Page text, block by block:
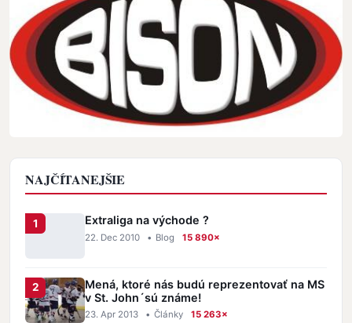
NAJČÍTANEJŠIE
Extraliga na východe ?
22. Dec 2010 • Blog 15 890×
Mená, ktoré nás budú reprezentovať na MS
v St. John´sú známe!
23. Apr 2013 • Články 15 263×